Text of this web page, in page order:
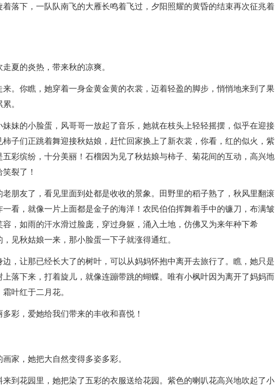
落下，一队队南飞的大雁长鸣着飞过，夕阳照耀的黄昏的结束再次征兆着
夏的炎热，带来秋的凉爽。
。你瞧，她穿着一身金黄金黄的衣裳，迈着轻盈的脚步，悄悄地来到了果
。
妹的小脸蛋，风哥哥一放起了音乐，她就在枝头上轻轻摇摆，似乎在迎接
子们正跳着舞迎接秋姑娘，赶忙回家换上了新衣裳，你看，红的似火，紫
彩缤纷，十分美丽！石榴因为见了秋姑娘与柿子、菊花间的互动，高兴地
裂了！
朋友了，看见里面到处都是收收的景象。田野里的稻子熟了，秋风里翻滚
看，就像一片上面都是金子的海洋！农民伯伯挥舞着手中的镰刀，布满皱
，如雨的汗水滑过脸庞，穿过身躯，涌入土地，仿佛又为来年种下希
见秋姑娘一来，那小脸蛋一下子就涨得通红。
，让那已经长大了的树叶，可以从妈妈怀抱中离开去旅行了。瞧，她只是
落下来，打着旋儿，就像连蹦带跳的蝴蝶。唯有小枫叶因为离开了妈妈而
叶红于二月花。
彩，爱她给我们带来的丰收和喜悦！
家，她把大自然变得多姿多彩。
到花园里，她把染了五彩的衣服送给花园。紫色的喇叭花高兴地吹起了小